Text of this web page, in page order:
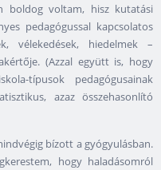
boldog voltam, hisz kutatási
pedagógussal kapcsolatos
vélekedések, hiedelmek –
(Azzal együtt is, hogy
típusok pedagógusainak
azaz összehasonlító
bízott a gyógyulásban.
hogy haladásomról